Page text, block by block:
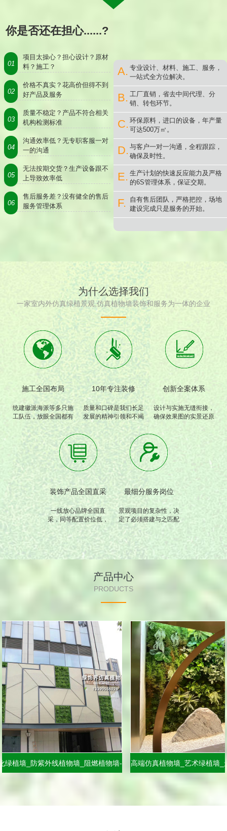
你是否还在担心......?
01
项目太操心？担心设计？原材
料？施工？
02
价格不真实？花高价但得不到
好产品及服务
03
质量不稳定？产品不符合相关
机构检测标准
04
沟通效率低？无专职客服一对
一的沟通
05
无法按期交货？生产设备跟不
上导致效率低
06
售后服务差？没有健全的售后
服务管理体系
A. 专业设计、材料、施工、服务，
一站式全方位解决。
B. 工厂直销，省去中间代理、分
销、转包环节。
C. 环保原料，进口的设备，年产量
可达500万㎡。
D. 与客户一对一沟通，全程跟踪，
确保及时性。
E. 生产计划的快速反应能力及严格
的6S管理体系，保证交期。
F.
自有售后团队，严格把控，场地
建设完成只是服务的开始。
为什么选择我们
一家室内外仿真绿植景观,仿真植物墙装饰和服务为一体的企业
施工全国布局
统建徽派海派等多只施
工队伍，放眼全国都有
我们的工程和足迹。
10年专注装修
质量和口碑是我们长足
发展的精神引领和不竭
动力
创新全案体系
设计与实施无缝衔接，
确保效果图的实景还原
装饰产品全国直采
一线放心品牌全国直
采，同等配置价位低，
只为您用的放心
最细分服务岗位
景观项目的复杂性，决
定了必须搭建与之匹配
的专业技术和服务。
产品中心
PRODUCTS
_防紫外线植物墙_阻燃植物墙- 高端仿真植物墙_艺术绿植墙_景观造